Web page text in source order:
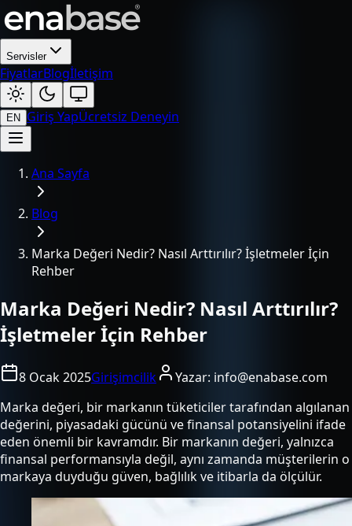
Servisler
FiyatlarBlogİletişim
EN Giriş YapÜcretsiz Deneyin
Ana Sayfa
Blog
Marka Değeri Nedir? Nasıl Arttırılır? İşletmeler İçin
Rehber
Marka Değeri Nedir? Nasıl Arttırılır?
İşletmeler İçin Rehber
8 Ocak 2025Girişimcilik Yazar: info@enabase.com
Marka değeri, bir markanın tüketiciler tarafından algılanan
değerini, piyasadaki gücünü ve finansal potansiyelini ifade
eden önemli bir kavramdır. Bir markanın değeri, yalnızca
finansal performansıyla değil, aynı zamanda müşterilerin o
markaya duyduğu güven, bağlılık ve itibarla da ölçülür.